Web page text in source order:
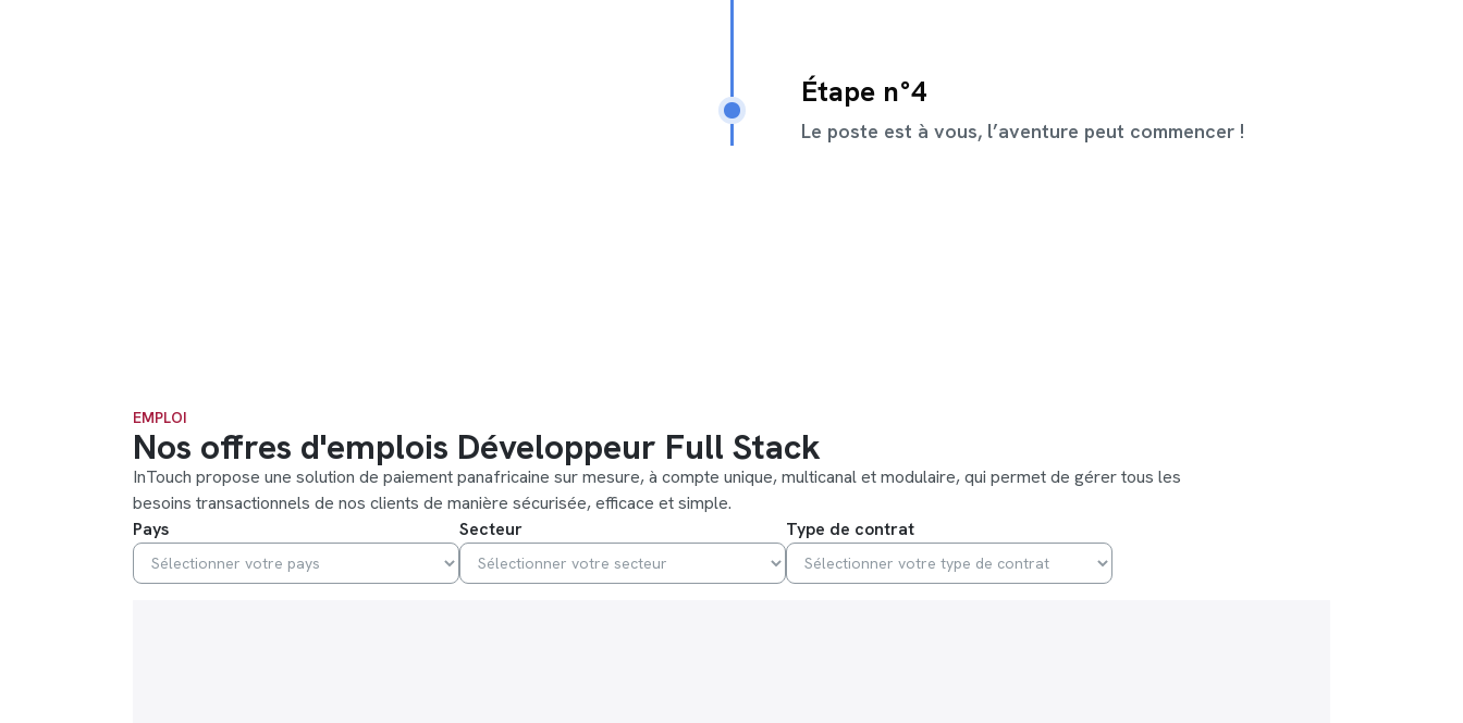
Étape n°4
Le poste est à vous, l’aventure peut commencer !
EMPLOI
Nos offres d'emplois Développeur Full Stack
InTouch propose une solution de paiement panafricaine sur mesure, à compte unique, multicanal et modulaire, qui permet de gérer tous les
besoins transactionnels de nos clients de manière sécurisée, efficace et simple.
Pays
Secteur Type de contrat